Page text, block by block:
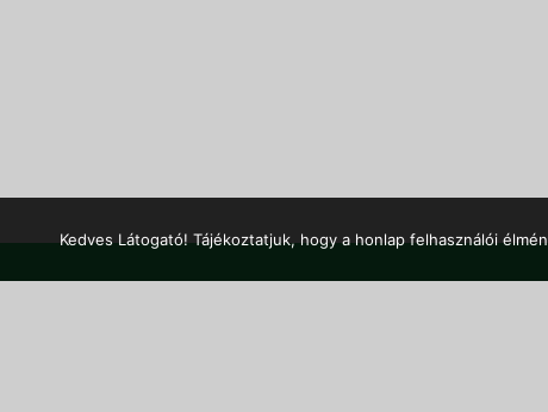
Kedves Látogató! Tájékoztatjuk, hogy a honlap felhasználói